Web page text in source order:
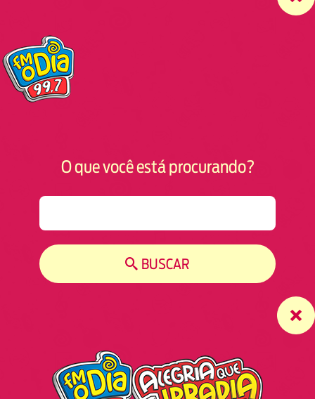
O que você está procurando?
BUSCAR